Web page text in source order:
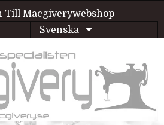
Till Macgiverywebshop
Svenska